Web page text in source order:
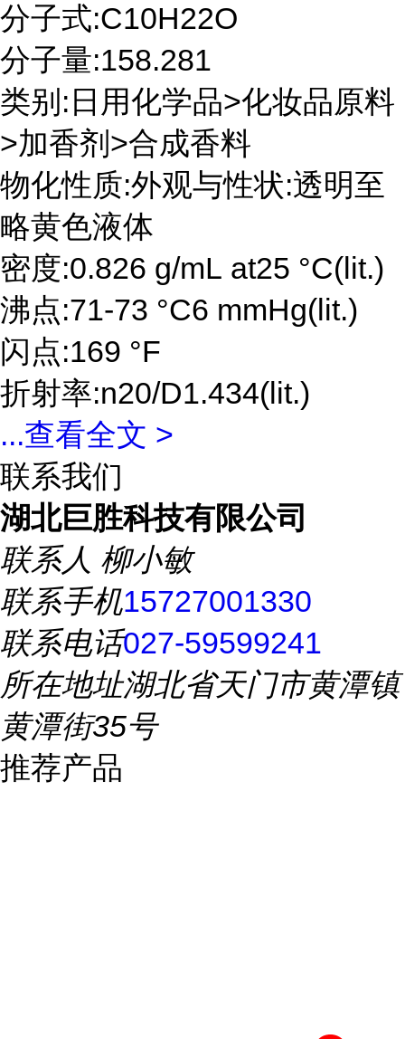
分子式:C10H22O
分子量:158.281
类别:日用化学品>化妆品原料
>加香剂>合成香料
物化性质:外观与性状:透明至
略黄色液体
密度:0.826 g/mL at25 °C(lit.)
沸点:71-73 °C6 mmHg(lit.)
闪点:169 °F
折射率:n20/D1.434(lit.)
...查看全文 >
联系我们
湖北巨胜科技有限公司
联系人 柳小敏
联系手机15727001330
联系电话027-59599241
所在地址湖北省天门市黄潭镇
黄潭街35号
推荐产品